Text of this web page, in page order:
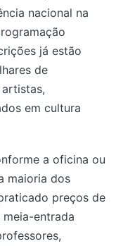
nacional na
já estão
de
em cultura
a oficina ou
maioria dos
preços de
meia-entrada